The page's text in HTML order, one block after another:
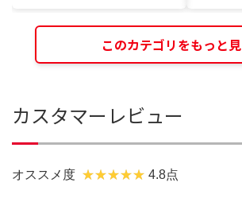
このカテゴリをもっと
カスタマーレビュー
オススメ度 4.8点